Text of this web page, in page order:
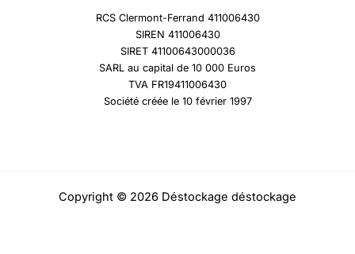
RCS Clermont-Ferrand 411006430
SIREN 411006430
SIRET 41100643000036
SARL au capital de 10 000 Euros
TVA FR19411006430
Société créée le 10 février 1997
Copyright © 2026 Déstockage déstockage